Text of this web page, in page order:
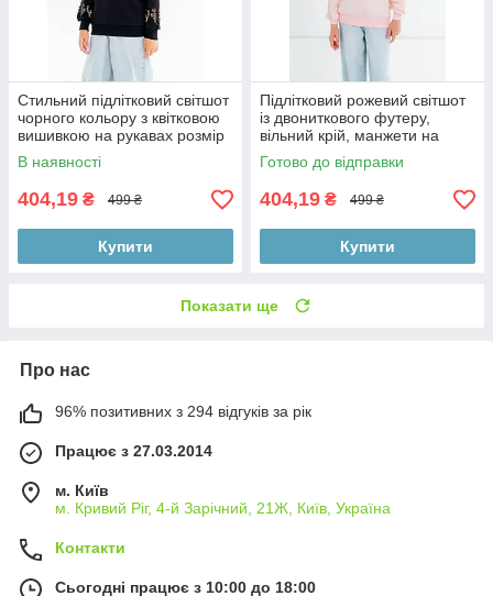
Стильний підлітковий світшот
чорного кольору з квітковою
вишивкою на рукавах розмір
158
В наявності
404,19 ₴ 499 ₴
Купити
Підлітковий рожевий світшот
із двониткового футеру,
вільний крій, манжети на
рукавах і внизу
Готово до відправки
404,19 ₴ 499 ₴
Купити
Показати ще
Про нас
96% позитивних з 294 відгуків за рік
Працює з 27.03.2014
м. Київ
м. Кривий Ріг, 4-й Зарічний, 21Ж, Київ, Україна
Контакти
Сьогодні працює з 10:00 до 18:00